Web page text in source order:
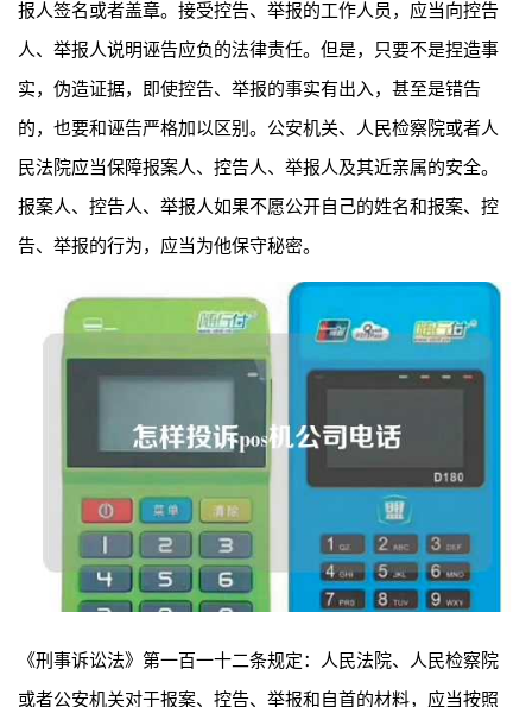
报人签名或者盖章。接受控告、举报的工作人员，应当向控告
人、举报人说明诬告应负的法律责任。但是，只要不是捏造事
实，伪造证据，即使控告、举报的事实有出入，甚至是错告
的，也要和诬告严格加以区别。公安机关、人民检察院或者人
民法院应当保障报案人、控告人、举报人及其近亲属的安全。
报案人、控告人、举报人如果不愿公开自己的姓名和报案、控
告、举报的行为，应当为他保守秘密。
《刑事诉讼法》第一百一十二条规定：人民法院、人民检察院
或者公安机关对于报案、控告、举报和自首的材料，应当按照